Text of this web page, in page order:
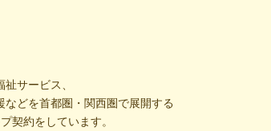
サービス、
どを首都圏・関西圏で展開する
契約をしています。